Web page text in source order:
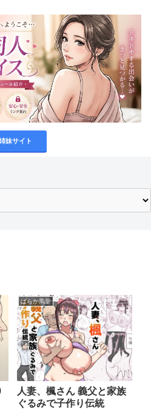
妹サイト
ばらか馬堂
⁠人妻、楓さん 義父と家族
ぐるみで子作り伝統